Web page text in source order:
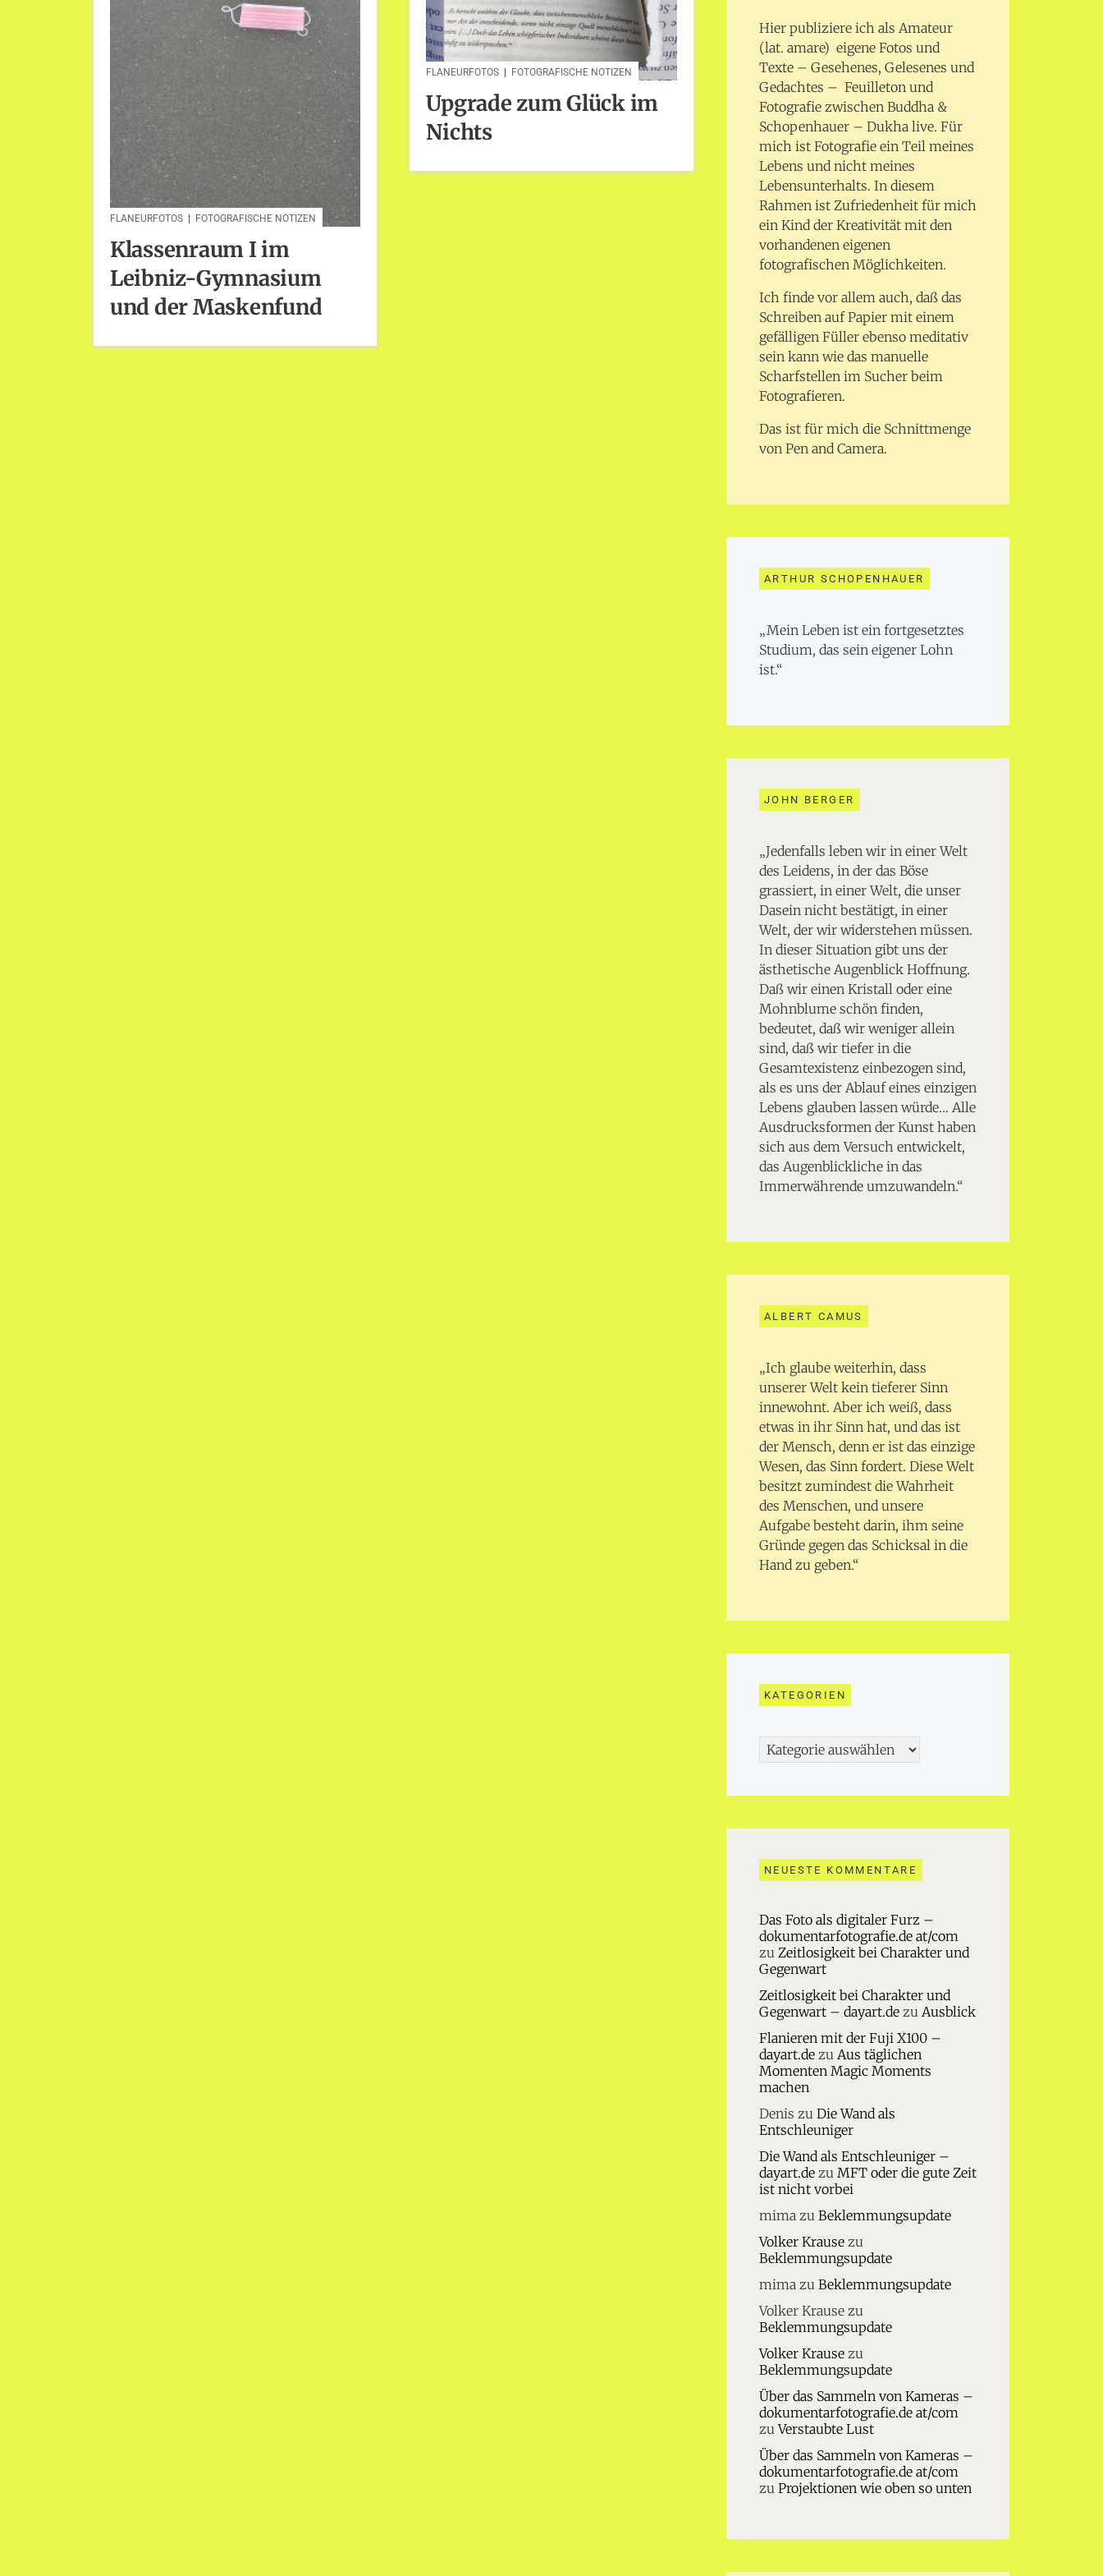
FLANEURFOTOS FOTOGRAFISCHE NOTIZEN
Klassenraum I im
Leibniz-Gymnasium
und der Maskenfund
FLANEURFOTOS FOTOGRAFISCHE NOTIZEN
Upgrade zum Glück im
Nichts
Hier publiziere ich als Amateur
(lat. amare) eigene Fotos und
Texte – Gesehenes, Gelesenes und
Gedachtes – Feuilleton und
Fotografie zwischen Buddha &
Schopenhauer – Dukha live. Für
mich ist Fotografie ein Teil meines
Lebens und nicht meines
Lebensunterhalts. In diesem
Rahmen ist Zufriedenheit für mich
ein Kind der Kreativität mit den
vorhandenen eigenen
fotografischen Möglichkeiten.
Ich finde vor allem auch, daß das
Schreiben auf Papier mit einem
gefälligen Füller ebenso meditativ
sein kann wie das manuelle
Scharfstellen im Sucher beim
Fotografieren.
Das ist für mich die Schnittmenge
von Pen and Camera.
ARTHUR SCHOPENHAUER
„Mein Leben ist ein fortgesetztes
Studium, das sein eigener Lohn
ist.“
JOHN BERGER
„Jedenfalls leben wir in einer Welt
des Leidens, in der das Böse
grassiert, in einer Welt, die unser
Dasein nicht bestätigt, in einer
Welt, der wir widerstehen müssen.
In dieser Situation gibt uns der
ästhetische Augenblick Hoffnung.
Daß wir einen Kristall oder eine
Mohnblume schön finden,
bedeutet, daß wir weniger allein
sind, daß wir tiefer in die
Gesamtexistenz einbezogen sind,
als es uns der Ablauf eines einzigen
Lebens glauben lassen würde… Alle
Ausdrucksformen der Kunst haben
sich aus dem Versuch entwickelt,
das Augenblickliche in das
Immerwährende umzuwandeln.“
ALBERT CAMUS
„Ich glaube weiterhin, dass
unserer Welt kein tieferer Sinn
innewohnt. Aber ich weiß, dass
etwas in ihr Sinn hat, und das ist
der Mensch, denn er ist das einzige
Wesen, das Sinn fordert. Diese Welt
besitzt zumindest die Wahrheit
des Menschen, und unsere
Aufgabe besteht darin, ihm seine
Gründe gegen das Schicksal in die
Hand zu geben.“
KATEGORIEN
Kategorien
NEUESTE KOMMENTARE
Das Foto als digitaler Furz –
dokumentarfotografie.de at/com
zu Zeitlosigkeit bei Charakter und
Gegenwart
Zeitlosigkeit bei Charakter und
Gegenwart – dayart.dezu Ausblick
Flanieren mit der Fuji X100 –
dayart.dezu Aus täglichen
Momenten Magic Moments
machen
Denis zu Die Wand als
Entschleuniger
Die Wand als Entschleuniger –
dayart.dezu MFT oder die gute Zeit
ist nicht vorbei
mimazu Beklemmungsupdate
Volker Krausezu
Beklemmungsupdate
mimazu Beklemmungsupdate
Volker Krausezu
Beklemmungsupdate
Volker Krausezu
Beklemmungsupdate
Über das Sammeln von Kameras –
dokumentarfotografie.de at/com
zuVerstaubte Lust
Über das Sammeln von Kameras –
dokumentarfotografie.de at/com
zu Projektionen wie oben so unten